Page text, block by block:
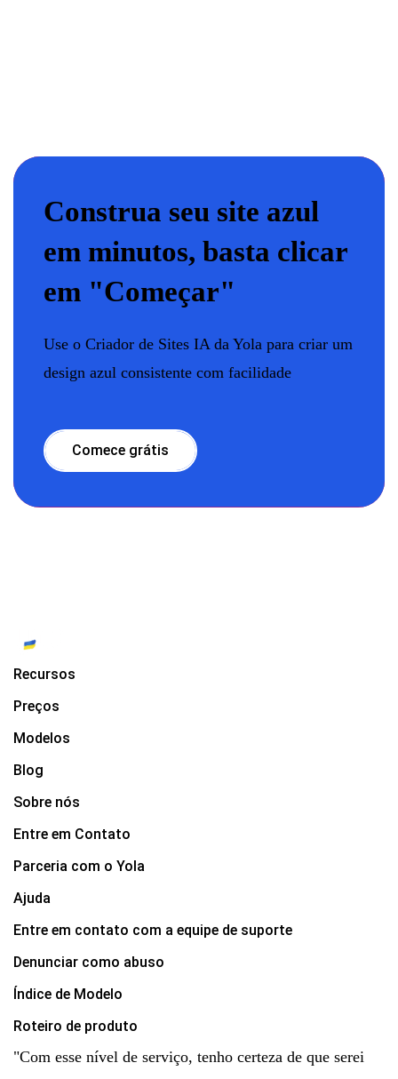
Construa seu site azul
em minutos, basta clicar
em "Começar"
Use o Criador de Sites IA da Yola para criar um
design azul consistente com facilidade
Comece grátis
Recursos
Preços
Modelos
Blog
Sobre nós
Entre em Contato
Parceria com o Yola
Ajuda
Entre em contato com a equipe de suporte
Denunciar como abuso
Índice de Modelo
Roteiro de produto
"Com esse nível de serviço, tenho certeza de que serei